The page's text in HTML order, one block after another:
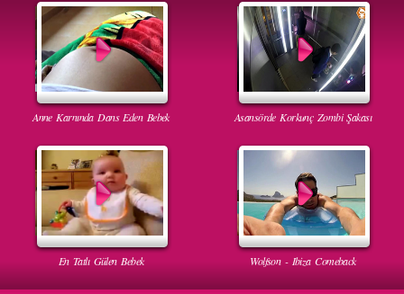
Anne Karnında Dans Eden Bebek Asansörde Korkunç Zombi Şakası
En Tatlı Gülen Bebek Wolfson - Ibiza Comeback